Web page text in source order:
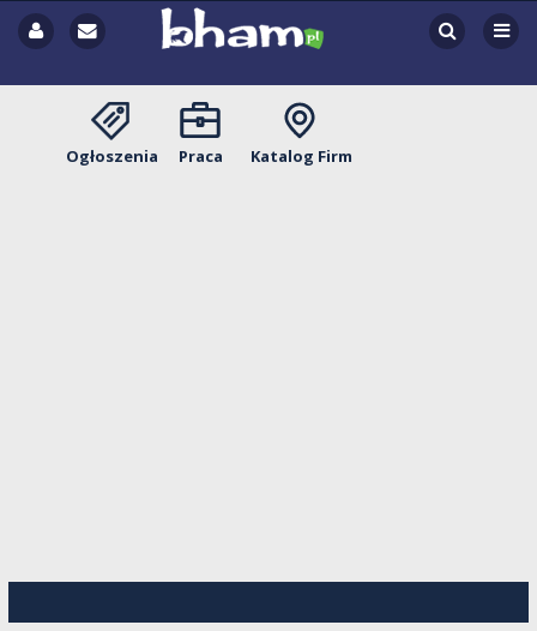
Ogłoszenia Praca Katalog Firm